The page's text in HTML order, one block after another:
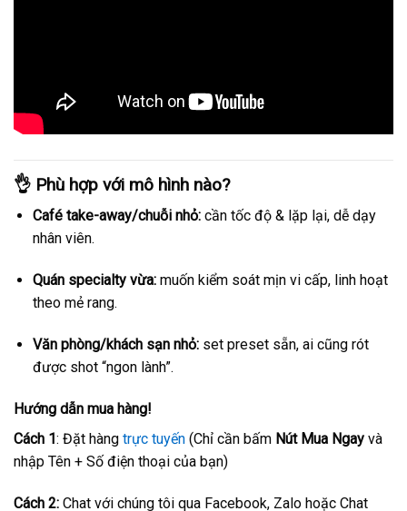
👌 Phù hợp với mô hình nào?
Café take-away/chuỗi nhỏ:cần tốc độ & lặp lại, dễ dạy
nhân viên.
Quán specialty vừa:muốn kiểm soát mịn vi cấp, linh hoạt
theo mẻ rang.
Văn phòng/khách sạn nhỏ:set preset sẵn, ai cũng rót
được shot “ngon lành”.
Hướng dẫn mua hàng!
Cách 1: Đặt hàng trực tuyến (Chỉ cần bấm Nút Mua Ngay và
nhập Tên + Số điện thoại của bạn)
Cách 2: Chat với chúng tôi qua Facebook, Zalo hoặc Chat